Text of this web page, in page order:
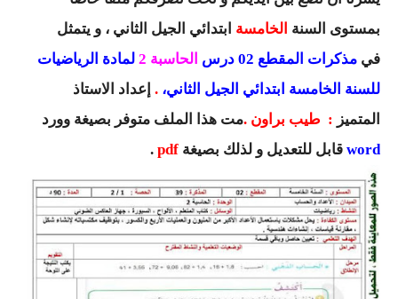
السنة الثالثة متوسط
السنة الرابعة متوسط
شهادة التعليم المتوسط
محفظة الأستاذ
بنك مذكرات الاستاذ
بنك التوزيعات الشهرية
بمستوى السنة الخامسة ابتدائي الجيل الثاني ، و يتمثل
في مذكرات المقطع 02 درس الحاسبة 2
لمادة الرياضيات
للسنة الخامسة ابتدائي الجيل الثاني، . إعداد الاستاذ
المتميز : طيب براون .مت هذا الملف متوفر بصيغة وورد
word قابل للتعديل و لذلك بصيغة pdf
.